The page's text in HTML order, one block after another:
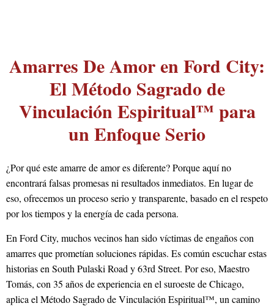
Amarres De Amor en Ford City:
El Método Sagrado de
Vinculación Espiritual™ para
un Enfoque Serio
¿Por qué este amarre de amor es diferente? Porque aquí no
encontrará falsas promesas ni resultados inmediatos. En lugar de
eso, ofrecemos un proceso serio y transparente, basado en el respeto
por los tiempos y la energía de cada persona.
En Ford City, muchos vecinos han sido víctimas de engaños con
amarres que prometían soluciones rápidas. Es común escuchar estas
historias en South Pulaski Road y 63rd Street. Por eso, Maestro
Tomás, con 35 años de experiencia en el suroeste de Chicago,
aplica el Método Sagrado de Vinculación Espiritual™, un camino